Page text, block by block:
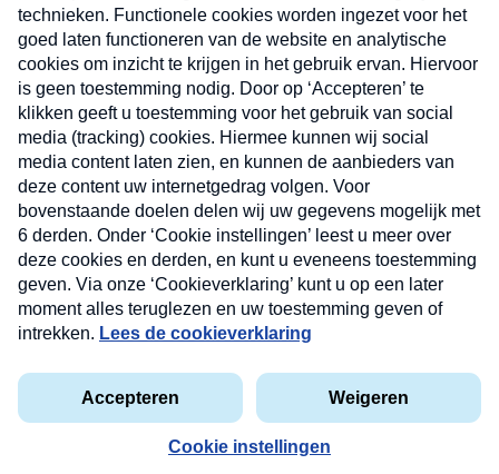
Verzend
Privacyverklaring
Cookieverklaring
Kwetsbaarheid melden
Copyright © 2026 MAX Vandaag - Omroep MAX
Nieuwsbrief
Neem hier een gratis abonnement op onze
nieuwsbrief. Elke vrijdag- en dinsdagochtend in uw